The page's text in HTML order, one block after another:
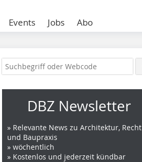
Events Jobs Abo
DBZ Newsletter
» Relevante News zu Architektur, Recht
und Baupraxis
» wöchentlich
» Kostenlos und jederzeit kündbar